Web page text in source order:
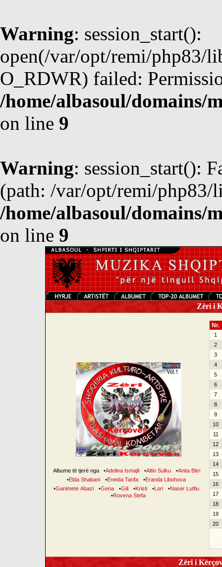
Warning: session_start():
open(/var/opt/remi/php83/
O_RDWR) failed:
/home/albasoul/domains/
on line 9
Warning: session_start():
(path: /var/opt/remi/php83/
/home/albasoul/domains/
on line 9
Zëri i
Albume të tjerë nga •Adelina Ismajli •Altin Sulku •Anita Bitri
•Elda Shabani •Eneida Tarifa •Eranda Libohova
•Ganimete Abazi •Gena •Gili •Kristi •Lori •Naser Lutfiu
•Rovena Stefa
Nr.
1
2
3
4
5
6
7
8
9
10
11
12
13
14
15
16
17
18
19
20
Zëri i